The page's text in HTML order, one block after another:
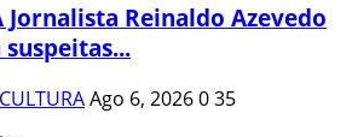
Jornalista Reinaldo Azevedo
Ago 6, 2026035